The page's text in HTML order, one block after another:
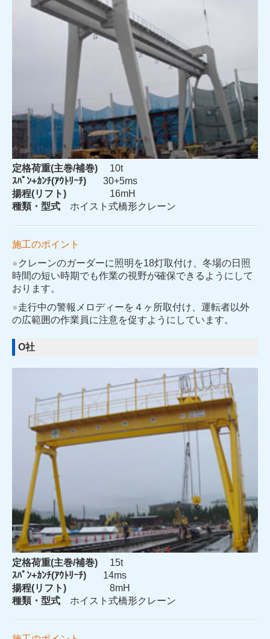
定格荷重(主巻/補巻)
10t
ｽﾊﾟﾝ+ｶﾝﾁ(ｱｳﾄﾘｰﾁ)
30+5ms
揚程(リフト)
16mH
種類・型式 ホイスト式橋形クレーン
施工のポイント
● クレーンのガーダーに照明を18灯取付け、冬場の日照
時間の短い時期でも作業の視野が確保できるようにして
おります。
●走行中の警報メロディーを４ヶ所取付け、運転者以外
の広範囲の作業員に注意を促すようにしています。
O社
定格荷重(主巻/補巻) 15t
ｽﾊﾟﾝ+ｶﾝﾁ(ｱｳﾄﾘｰﾁ)
14ms
揚程(リフト) 8mH
種類・型式 ホイスト式橋形クレーン